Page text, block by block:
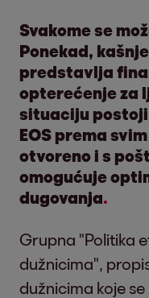
Svakome se
Ponekad,
predstavlja
opterećenje za
situaciju
EOS prema
otvoreno i s
omogućuje
dugovanja.
Grupna "Politika
dužnicima",
dužnicima koje